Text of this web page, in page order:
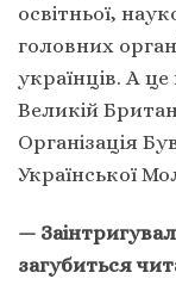
освітньої,
головних
українців. А
Великій
Організація
Української
—
загубиться